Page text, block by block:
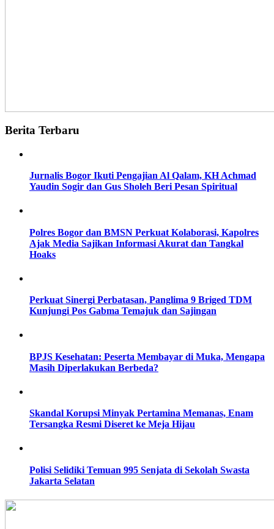
Berita Terbaru
Jurnalis Bogor Ikuti Pengajian Al Qalam, KH Achmad
Yaudin Sogir dan Gus Sholeh Beri Pesan Spiritual
Polres Bogor dan BMSN Perkuat Kolaborasi, Kapolres
Ajak Media Sajikan Informasi Akurat dan Tangkal
Hoaks
Perkuat Sinergi Perbatasan, Panglima 9 Briged TDM
Kunjungi Pos Gabma Temajuk dan Sajingan
BPJS Kesehatan: Peserta Membayar di Muka, Mengapa
Masih Diperlakukan Berbeda?
Skandal Korupsi Minyak Pertamina Memanas, Enam
Tersangka Resmi Diseret ke Meja Hijau
Polisi Selidiki Temuan 995 Senjata di Sekolah Swasta
Jakarta Selatan